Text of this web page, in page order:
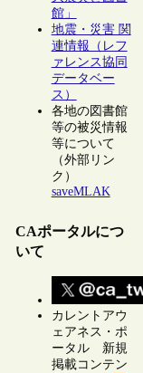
館」
地震・災害 関
連情報（レフ
ァレンス協同
データベー
ス）
各地の図書館
等の被災情報
等について
（外部リン
ク）
saveMLAK
CAポータルにつ
いて
カレントアウ
ェアネス・ポ
ータル 新規
掲載コンテン